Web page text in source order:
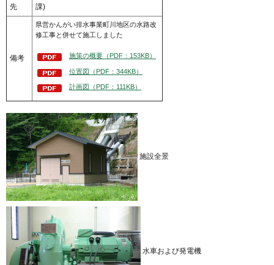
先
課)
備考
県営かんがい排水事業町川地区の水路改
修工事と併せて施工しました
施策の概要（PDF：153KB）
位置図（PDF：344KB）
計画図（PDF：111KB）
施設全景
水車および発電機